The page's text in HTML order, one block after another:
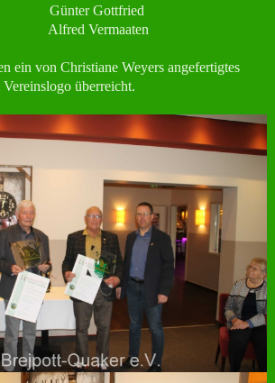
Gottfried
ein von Christiane Weyers angefertigtes
überreicht.